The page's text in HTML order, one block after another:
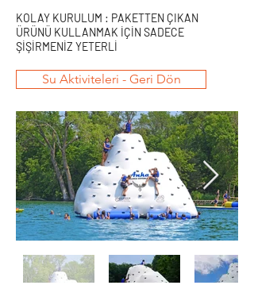
KOLAY KURULUM : PAKETTEN ÇIKAN
ÜRÜNÜ KULLANMAK İÇİN SADECE
ŞİŞİRMENİZ YETERLİ
Su Aktiviteleri - Geri Dön